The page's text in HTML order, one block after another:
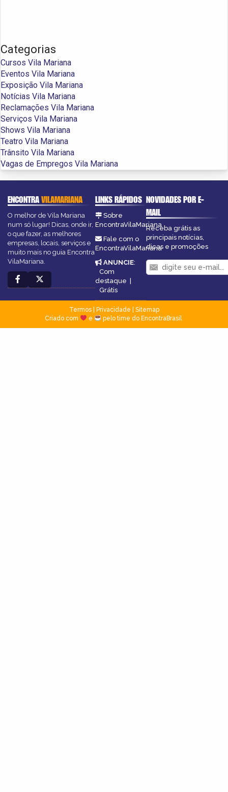
Categorias
Cursos Vila Mariana
Eventos Vila Mariana
Exposição Vila Mariana
Notícias Vila Mariana
Reclamações Vila Mariana
Serviços Vila Mariana
Shows Vila Mariana
Teatro Vila Mariana
Trânsito Vila Mariana
Vagas de Empregos Vila Mariana
ENCONTRAVILAMARIANA
O melhor de Vila Mariana
num só lugar! Dicas, onde ir,
o que fazer, as melhores
empresas, locais, serviços e
muito mais no guia Encontra
VilaMariana.
LINKS RÁPIDOS
Sobre
EncontraVilaMariana
Fale com o
EncontraVilaMariana
ANUNCIE:
Com
destaque |
Grátis
NOVIDADES POR E-
MAIL
Receba grátis as
principais notícias,
dicas e promoções
Termos| Privacidade
Sitemap
Criado com
e pelo time do EncontraBrasil